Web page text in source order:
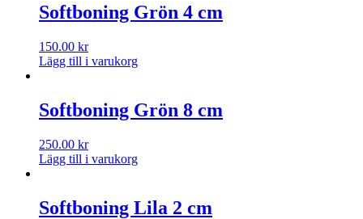
Softboning Grön 4 cm
150.00 kr
Lägg till i varukorg
Softboning Grön 8 cm
250.00 kr
Lägg till i varukorg
Softboning Lila 2 cm